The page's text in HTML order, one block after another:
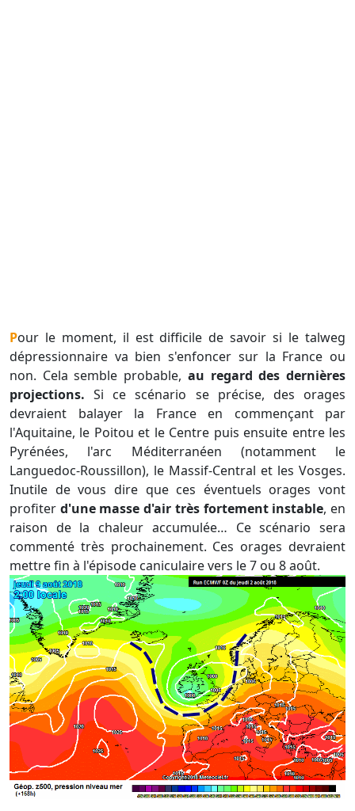
Pour le moment, il est difficile de savoir si le talweg
dépressionnaire va bien s'enfoncer sur la France ou
non. Cela semble probable, au regard des dernières
projections. Si ce scénario se précise, des orages
devraient balayer la France en commençant par
l'Aquitaine, le Poitou et le Centre puis ensuite entre les
Pyrénées, l'arc Méditerranéen (notamment le
Languedoc-Roussillon), le Massif-Central et les Vosges.
Inutile de vous dire que ces éventuels orages vont
profiter d'une masse d'air très fortement instable, en
raison de la chaleur accumulée… Ce scénario sera
commenté très prochainement. Ces orages devraient
mettre fin à l'épisode caniculaire vers le 7 ou 8 août.